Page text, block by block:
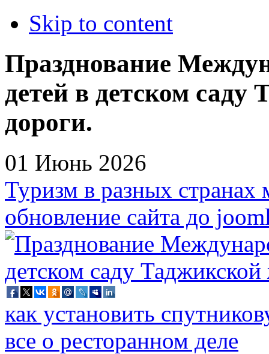
Skip to content
Празднование
детей в детском саду
дороги.
01 Июнь 2026
Туризм в разных странах
обновление сайта до
как установить
все о ресторанном деле